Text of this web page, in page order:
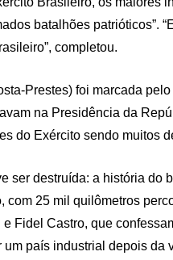
batalhões patrióticos”.
completou.
Prestes) foi marcada
na Presidência da
do Exército sendo muitos
destruída: a história do
25 mil quilômetros
Fidel Castro, que
país industrial depois da